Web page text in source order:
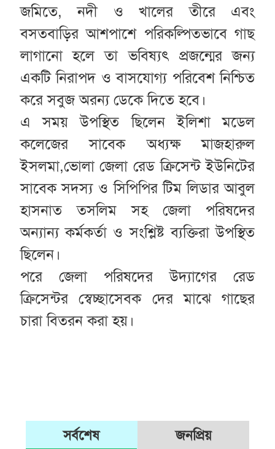
জমিতে, নদী ও খালের তীরে এবং
বসতবাড়ির আশপাশে পরিকল্পিতভাবে গাছ
লাগানো হলে তা ভবিষ্যৎ প্রজন্মের জন্য
একটি নিরাপদ ও বাসযোগ্য পরিবেশ নিশ্চিত
করে সবুজ অরন্য ডেকে দিতে হবে।
এ সময় উপস্থিত ছিলেন ইলিশা মডেল
কলেজের সাবেক অধ্যক্ষ মাজহারুল
ইসলমা,ভোলা জেলা রেড ক্রিসেন্ট ইউনিটের
সাবেক সদস্য ও সিপিপির টিম লিডার আবুল
হাসনাত তসলিম সহ জেলা পরিষদের
অন্যান্য কর্মকর্তা ও সংশ্লিষ্ট ব্যক্তিরা উপস্থিত
ছিলেন।
পরে জেলা পরিষদের উদ্যাগের রেড
ক্রিসেন্টর স্বেচ্ছাসেবক দের মাঝে গাছের
চারা বিতরন করা হয়।
সর্বশেষ জনপ্রিয়